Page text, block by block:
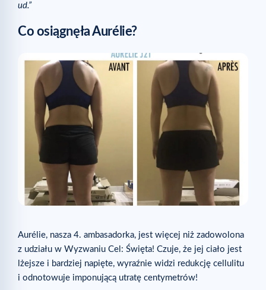
ud.”
Co osiągnęła Aurélie?
Aurélie, nasza 4. ambasadorka, jest więcej niż zadowolona
z udziału w Wyzwaniu Cel: Święta! Czuje, że jej ciało jest
lżejsze i bardziej napięte, wyraźnie widzi redukcję cellulitu
i odnotowuje imponującą utratę centymetrów!